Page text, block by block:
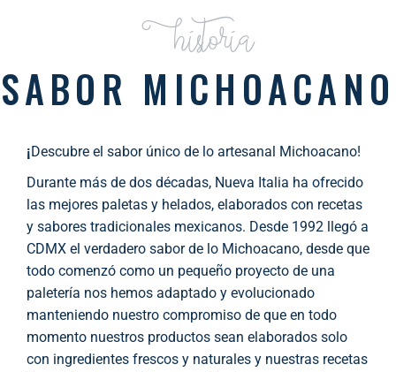
Historia
SABOR MICHOACANO
¡Descubre el sabor único de lo artesanal Michoacano!
Durante más de dos décadas, Nueva Italia ha ofrecido
las mejores paletas y helados, elaborados con recetas
y sabores tradicionales mexicanos. Desde 1992 llegó a
CDMX el verdadero sabor de lo Michoacano, desde que
todo comenzó como un pequeño proyecto de una
paletería nos hemos adaptado y evolucionado
manteniendo nuestro compromiso de que en todo
momento nuestros productos sean elaborados solo
con ingredientes frescos y naturales y nuestras recetas